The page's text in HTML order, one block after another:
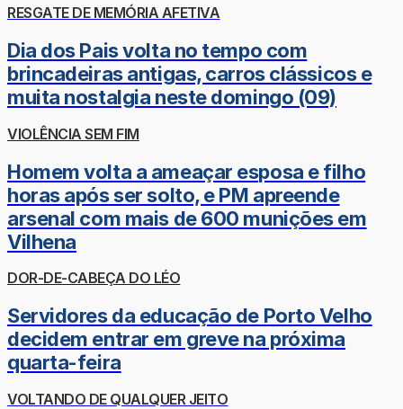
RESGATE DE MEMÓRIA AFETIVA
Dia dos Pais volta no tempo com
brincadeiras antigas, carros clássicos e
muita nostalgia neste domingo (09)
VIOLÊNCIA SEM FIM
Homem volta a ameaçar esposa e filho
horas após ser solto, e PM apreende
arsenal com mais de 600 munições em
Vilhena
DOR-DE-CABEÇA DO LÉO
Servidores da educação de Porto Velho
decidem entrar em greve na próxima
quarta-feira
VOLTANDO DE QUALQUER JEITO